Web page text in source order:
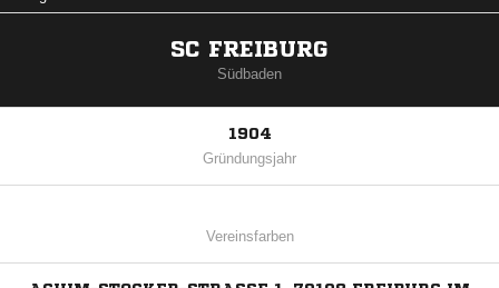
SC FREIBURG
Südbaden
1904
Gründungsjahr
Vereinsfarben